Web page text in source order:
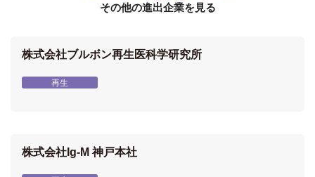
その他の進出企業を見る
株式会社ブルボン再生医科学研究所
再生
株式会社Ig-M 神戸本社